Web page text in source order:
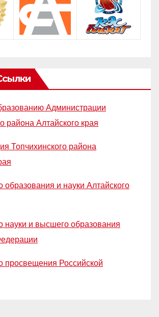
Администрации
района Алтайского края
Топчихинского района
образования и науки Алтайского
науки и высшего образования
просвещения Российской